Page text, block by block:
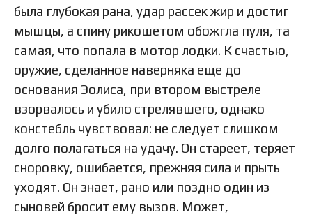
была глубокая рана, удар рассек жир и достиг
мышцы, а спину рикошетом обожгла пуля, та
самая, что попала в мотор лодки. К счастью,
оружие, сделанное наверняка еще до
основания Эолиса, при втором выстреле
взорвалось и убило стрелявшего, однако
констебль чувствовал: не следует слишком
долго полагаться на удачу. Он стареет, теряет
сноровку, ошибается, прежняя сила и прыть
уходят. Он знает, рано или поздно один из
сыновей бросит ему вызов. Может,